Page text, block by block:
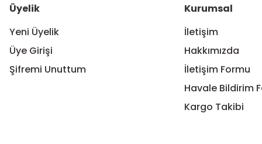
Ürün bilgilerinde hatalar bulunuyor.
Üyelik
Yeni Üyelik
Üye Girişi
Şifremi Unuttum
Kurumsal
İletişim
Hakkımızda
İletişim Formu
Havale Bildirim
Kargo Takibi